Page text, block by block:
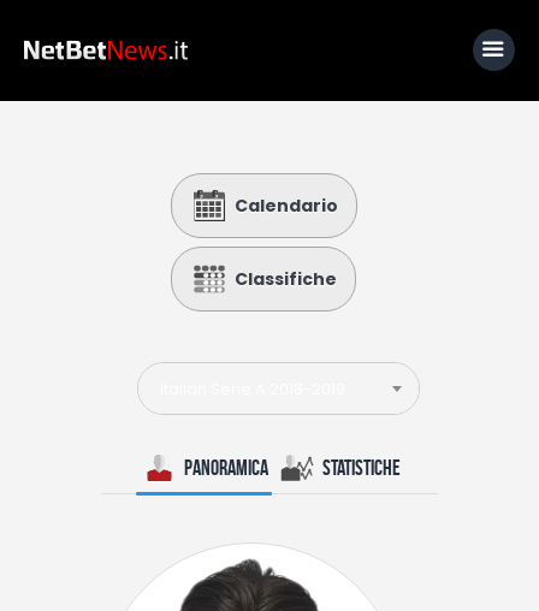
Calcio
Basket
Tennis
Lo Sapevi Che
I consigli di Giulia
Calendario
Classifiche
Panoramica Statistiche